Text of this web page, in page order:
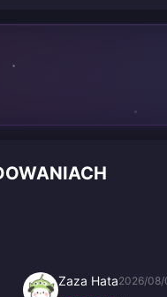
Zaza Hata2026/08/